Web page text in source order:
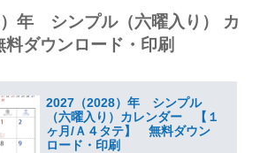
年 シンプル（六曜入り） カ
ダウンロード・印刷
2027（2028）年 シンプル
（六曜入り）カレンダー 【１
ヶ月/Ａ４タテ】 無料ダウン
ロード・印刷